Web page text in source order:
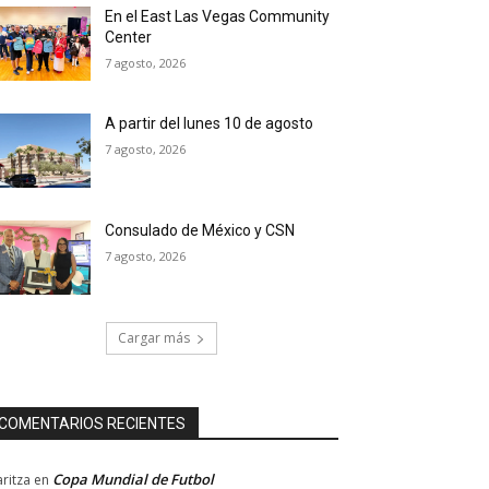
En el East Las Vegas Community
Center
7 agosto, 2026
A partir del lunes 10 de agosto
7 agosto, 2026
Consulado de México y CSN
7 agosto, 2026
Cargar más
RECIENTES
en Copa Mundial de Futbol